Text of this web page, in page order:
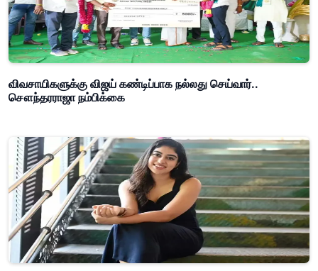
விவசாயிகளுக்கு விஜய் கண்டிப்பாக நல்லது செய்வார்..
சௌந்தரராஜா நம்பிக்கை